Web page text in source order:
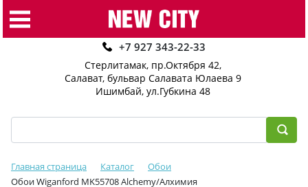
+7 927 343-22-33
Стерлитамак, пр.Октября 42,
Салават, бульвар Салавата Юлаева 9
Ишимбай, ул.Губкина 48
Главная страница Каталог
Обои
Обои Wiganford MK55708 Alchemy/Алхимия